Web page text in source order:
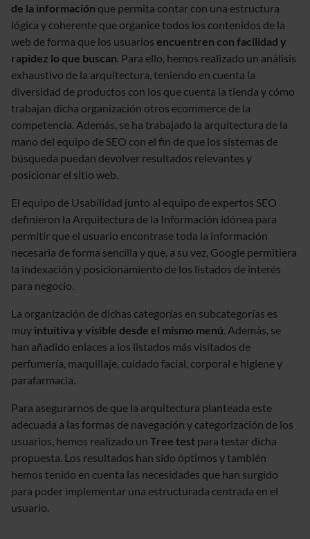
de la información que permita contar con una estructura
lógica y coherente que organice todos los contenidos de la
web de forma que los usuarios encuentren con facilidad y
rapidez lo que buscan . Para ello, hemos realizado un análisis
exhaustivo de la arquitectura, teniendo en cuenta la
diversidad de productos con los que cuenta la tienda y cómo
trabajan dicha organización otros ecommerce de la
competencia. Además, se ha trabajado la arquitectura de la
mano del equipo de SEO con el fin de que los sistemas de
búsqueda puedan devolver resultados relevantes y
posicionar el sitio web.
El equipo de Usabilidad junto al equipo de expertos SEO
definieron la Arquitectura de la Información idónea para
permitir que el usuario encontrase toda la información
necesaria de forma sencilla y que, a su vez, Google permitiera
la indexación y posicionamiento de los listados de interés
para negocio.
La organización de dichas categorías en subcategorías es
muy intuitiva y visible desde el mismo menú . Además, se
han añadido enlaces a los listados más visitados de
perfumería, maquillaje, cuidado facial, corporal e higiene y
parafarmacia.
Para asegurarnos de que la arquitectura planteada este
adecuada a las formas de navegación y categorización de los
usuarios, hemos realizado un Tree test para testar dicha
propuesta. Los resultados han sido óptimos y también
hemos tenido en cuenta las necesidades que han surgido
para poder implementar una estructurada centrada en el
usuario.